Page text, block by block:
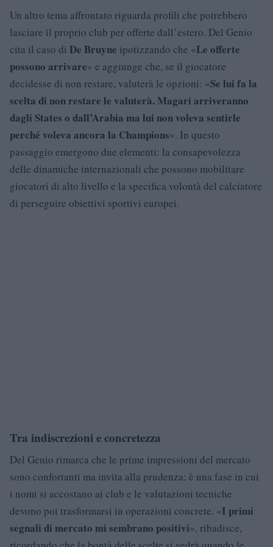
Un altro tema affrontato riguarda profili che potrebbero
lasciare il proprio club per offerte dall’estero. Del Genio
cita il caso di De Bruyne ipotizzando che «Le offerte
possono arrivare» e aggiunge che, se il giocatore
decidesse di non restare, valuterà le opzioni: «Se lui fa la
scelta di non restare le valuterà. Magari arriveranno
dagli States o dall’Arabia ma lui non voleva sentirle
perché voleva ancora la Champions». In questo
passaggio emergono due elementi: la consapevolezza
delle dinamiche internazionali che possono mobilitare
giocatori di alto livello e la specifica volontà del calciatore
di perseguire obiettivi sportivi europei.
Tra indiscrezioni e concretezza
Del Genio rimarca che le prime impressioni del mercato
sono confortanti ma invita alla prudenza: è una fase in cui
i nomi si accostano ai club e le valutazioni tecniche
devono poi trasformarsi in operazioni concrete. «I primi
segnali di mercato mi sembrano positivi», ribadisce,